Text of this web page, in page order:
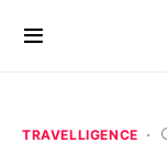
TRAVELLIGENCE